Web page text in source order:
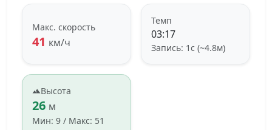
Макс. скорость
41 км/ч
Темп
03:17
Запись: 1с (~4.8м)
Высота
26 м
Мин: 9 / Макс: 51